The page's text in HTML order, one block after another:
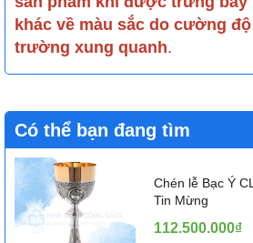
khác về màu sắc do cường
trường xung quanh.
Có thể bạn đang tìm
Chén lễ Bạc Ý
Tin Mừng
112.500.000₫